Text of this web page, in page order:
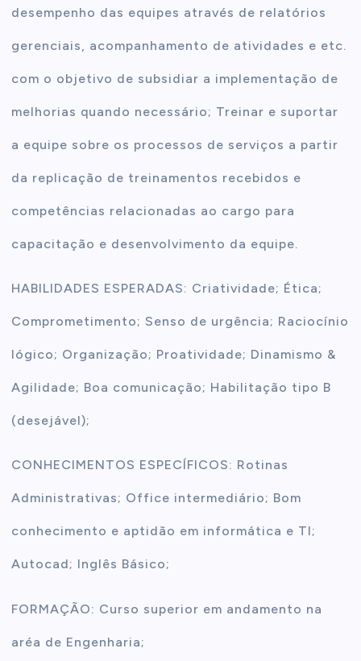
desempenho das equipes através de relatórios
gerenciais, acompanhamento de atividades e etc.
com o objetivo de subsidiar a implementação de
melhorias quando necessário; Treinar e suportar
a equipe sobre os processos de serviços a partir
da replicação de treinamentos recebidos e
competências relacionadas ao cargo para
capacitação e desenvolvimento da equipe.
HABILIDADES ESPERADAS: Criatividade; Ética;
Comprometimento; Senso de urgência; Raciocínio
lógico; Organização; Proatividade; Dinamismo &
Agilidade; Boa comunicação; Habilitação tipo B
(desejável);
CONHECIMENTOS ESPECÍFICOS: Rotinas
Administrativas; Office intermediário; Bom
conhecimento e aptidão em informática e TI;
Autocad; Inglês Básico;
FORMAÇÃO: Curso superior em andamento na
aréa de Engenharia;